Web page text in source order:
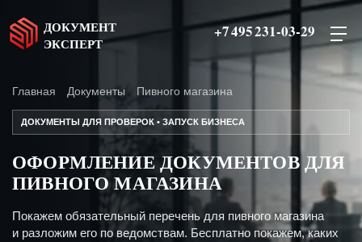
ДОКУМЕНТ
ЭКСПЕРТ
+7 495 231-03-29
Главная Документы Пивного магазина
ДОКУМЕНТЫ ДЛЯ ПРОВЕРОК • ЗАПУСК БИЗНЕСА
ОФОРМЛЕНИЕ ДОКУМЕНТОВ ДЛЯ
ПИВНОГО МАГАЗИНА
Покажем обязательный перечень для пивного магазина
и разложим его по ведомствам. Бесплатно покажем, каких